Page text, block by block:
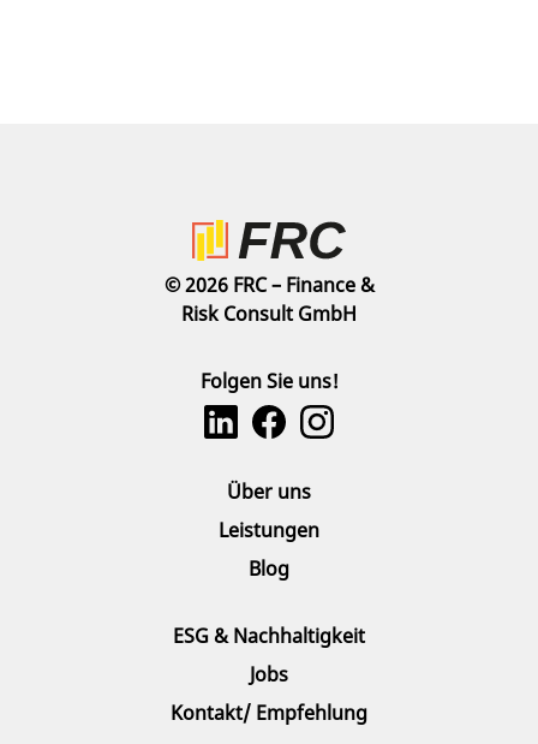
© 2026 FRC – Finance &
Risk Consult GmbH
Folgen Sie uns!
Über uns
Leistungen
Blog
ESG & Nachhaltigkeit
Jobs
Kontakt/ Empfehlung